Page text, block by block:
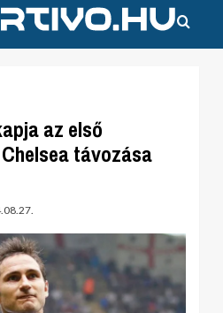
az első
távozása